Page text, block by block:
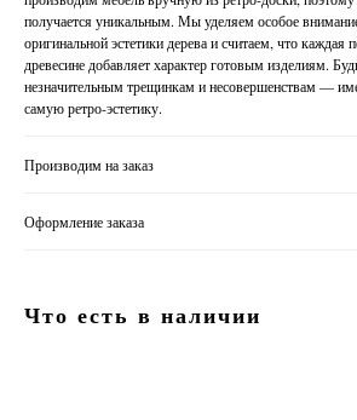
получается уникальным. Мы уделяем особое
оригинальной эстетики дерева и считаем, что каждая
древесине добавляет характер готовым изделиям.
незначительным трещинкам и несовершенствам —
самую ретро-эстетику.
Производим на заказ
Оформление заказа
Что есть в наличии